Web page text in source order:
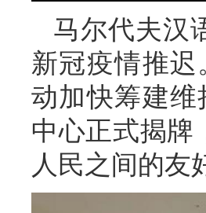
马尔代夫汉
新冠疫情推迟
动加快筹建维
中心正式揭牌
人民之间的友